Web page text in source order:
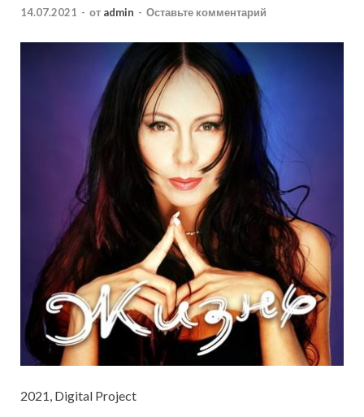
14.07.2021 - от admin - Оставьте комментарий
2021, Digital Project